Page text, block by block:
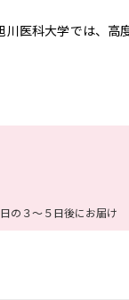
医科大学では、
の３～５日後にお届け